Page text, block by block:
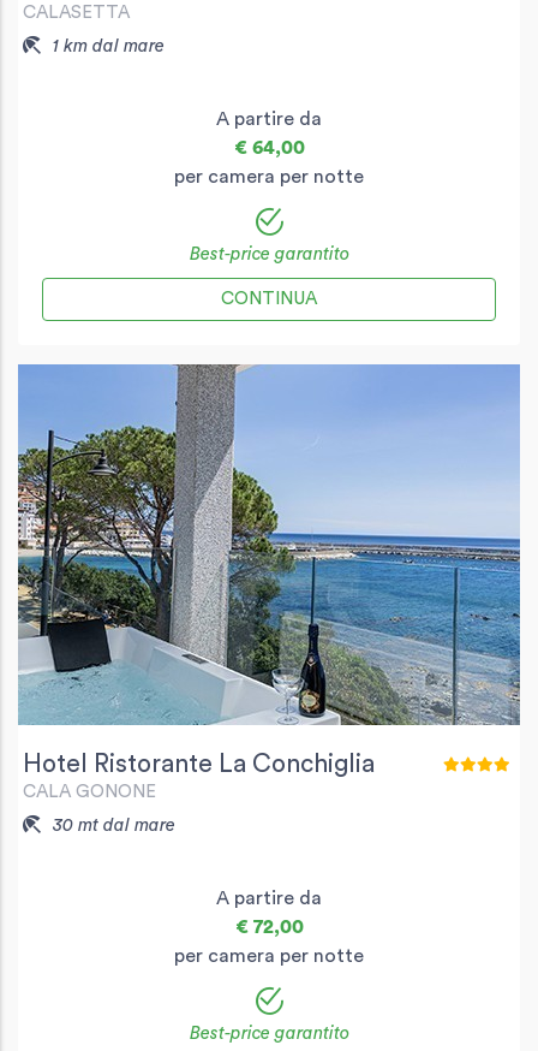
CALASETTA
1 km dal mare
A partire da
€ 64,00
per camera per notte
Best-price garantito
CONTINUA
Hotel Ristorante La Conchiglia
CALA GONONE
30 mt dal mare
A partire da
€ 72,00
per camera per notte
Best-price garantito